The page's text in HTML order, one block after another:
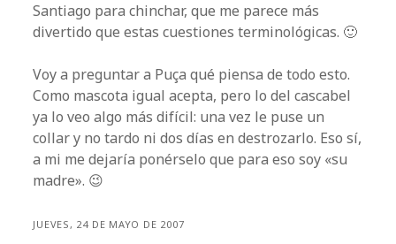
Santiago para chinchar, que me parece más
divertido que estas cuestiones terminológicas. 🙂
Voy a preguntar a Puça qué piensa de todo esto.
Como mascota igual acepta, pero lo del cascabel
ya lo veo algo más difícil: una vez le puse un
collar y no tardo ni dos días en destrozarlo. Eso sí,
a mi me dejaría ponérselo que para eso soy «su
madre». 😉
JUEVES, 24 DE MAYO DE 2007